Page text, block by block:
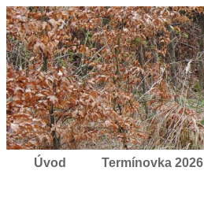
Úvod Termínovka 2026